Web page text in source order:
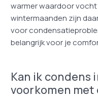
warmer waardoor vocht
wintermaanden zijn
voor
belangrijk voor je
Kan ik condens
voorkomen